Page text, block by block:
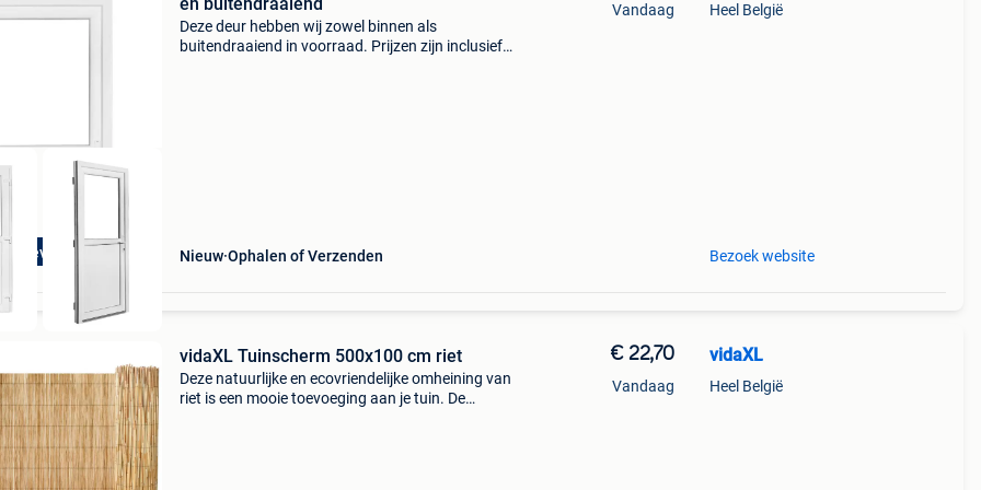
leverbaar!
Deze deur hebben wij zowel binnen als
buitendraaiend in voorraad. Prijzen zijn inclusief
Nieuw Ophalen of Verzenden
Vandaag Heel België
Bezoek website
vidaXL Tuinscherm 500x100 cm riet
Deze natuurlijke en ecovriendelijke omheining van
riet is een mooie toevoeging aan je tuin. De
€ 22,70
Vandaag
vidaXL
Heel België